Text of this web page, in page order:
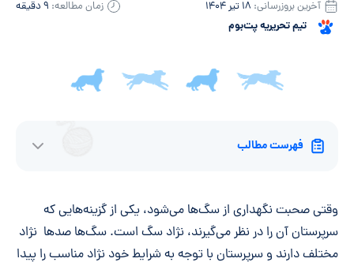
تیم تحریریه پت‌بوم
آخرین بروزرسانی: ۱۸ تیر ۱۴۰۴ زمان مطالعه: ۹ دقیقه
فهرست مطالب
وقتی صحبت نگهداری از سگ‌ها می‌شود، یکی از گزینه‌هایی که
سرپرستان آن را در نظر می‌گیرند، نژاد سگ است. سگ‌ها صدها نژاد
مختلف دارند و سرپرستان با توجه به شرایط خود نژاد مناسب را پیدا